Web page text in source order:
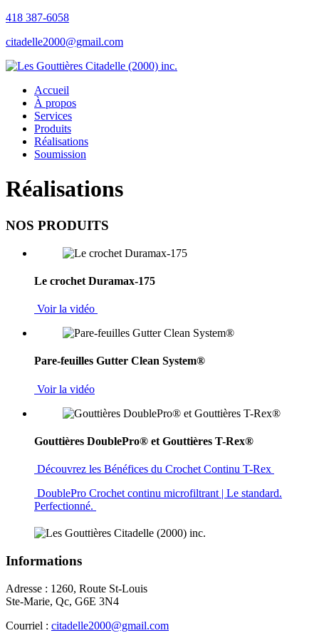
418 387-6058
citadelle2000@gmail.com
Accueil
À propos
Services
Produits
Réalisations
Soumission
Réalisations
NOS PRODUITS
Le crochet Duramax-175
Voir la vidéo
Pare-feuilles Gutter Clean System®
Voir la vidéo
Gouttières DoublePro® et Gouttières T-Rex®
Découvrez les Bénéfices du Crochet Continu T-Rex
DoublePro Crochet continu microfiltrant | Le standard.
Perfectionné.
Informations
Adresse : 1260, Route St-Louis
Ste-Marie, Qc, G6E 3N4
Courriel : citadelle2000@gmail.com